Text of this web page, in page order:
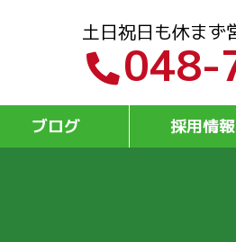
土日祝日も休ま
048-
ブログ 採用情報